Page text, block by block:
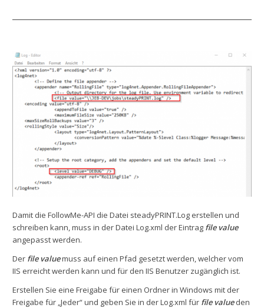
Damit die FollowMe-API die Datei steadyPRINT.Log erstellen und
schreiben kann, muss in der Datei Log.xml der Eintrag file value
angepasst werden.
Der file valuemuss auf einen Pfad gesetzt werden, welcher vom
IIS erreicht werden kann und für den IIS Benutzer zugänglich ist.
Erstellen Sie eine Freigabe für einen Ordner in Windows mit der
Freigabe für „Jeder“ und geben Sie in der Log.xml für file valueden